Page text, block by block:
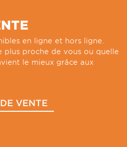
en ligne et hors ligne.
plus proche de vous ou quelle
le mieux grâce aux
VENTE